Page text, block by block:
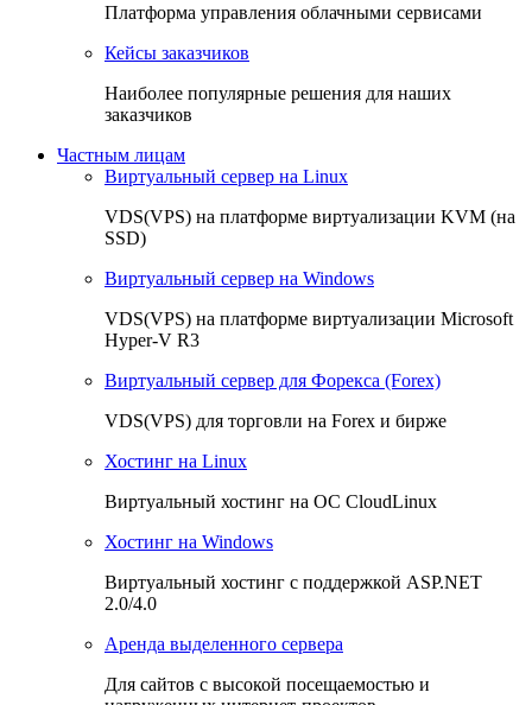
Платформа управления облачными сервисами
Кейсы заказчиков
Наиболее популярные решения для наших
заказчиков
Частным лицам
Виртуальный сервер на Linux
VDS(VPS) на платформе виртуализации KVM (на
SSD)
Виртуальный сервер на Windows
VDS(VPS) на платформе виртуализации Microsoft
Hyper-V R3
Виртуальный сервер для Форекса (Forex)
VDS(VPS) для торговли на Forex и бирже
Хостинг на Linux
Виртуальный хостинг на OC CloudLinux
Хостинг на Windows
Виртуальный хостинг с поддержкой ASP.NET
2.0/4.0
Аренда выделенного сервера
Для сайтов с высокой посещаемостью и